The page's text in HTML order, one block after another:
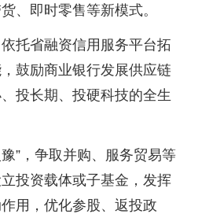
、即时零售等新模式。
托省融资信用服务平台拓
鼓励商业银行发展供应链
投长期、投硬科技的全生
”，争取并购、服务贸易等
投资载体或子基金，发挥
用，优化参股、返投政